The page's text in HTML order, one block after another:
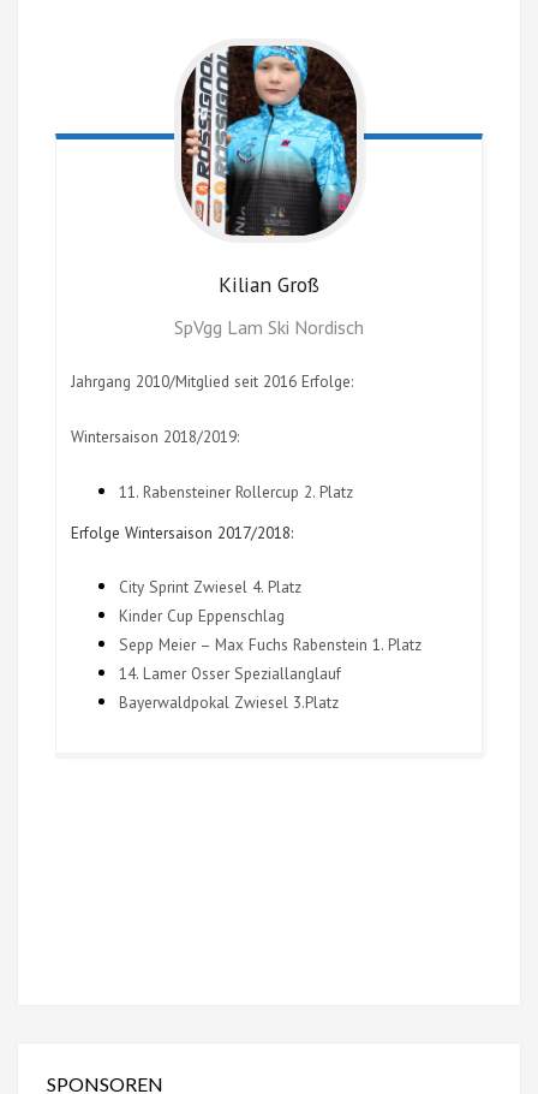
Kilian Groß
SpVgg Lam Ski Nordisch
Jahrgang 2010/Mitglied seit 2016 Erfolge:
Wintersaison 2018/2019:
11. Rabensteiner Rollercup 2. Platz
Erfolge Wintersaison 2017/2018:
City Sprint Zwiesel 4. Platz
Kinder Cup Eppenschlag
Sepp Meier – Max Fuchs Rabenstein 1. Platz
14. Lamer Osser Speziallanglauf
Bayerwaldpokal Zwiesel 3.Platz
SPONSOREN